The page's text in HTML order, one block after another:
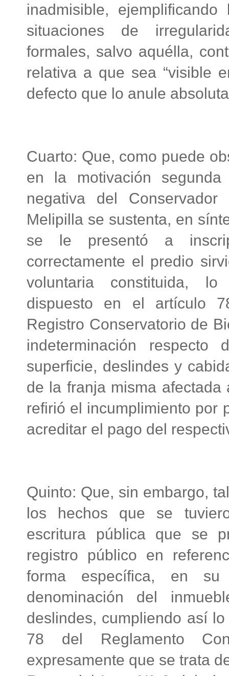
inadmisible,
situaciones de
formales, salvo aquélla,
relativa a que sea “visible
defecto que lo anule
Cuarto: Que, como puede
en la motivación
negativa del
Melipilla se sustenta, en
se le presentó a
correctamente el predio
voluntaria constituida,
dispuesto en el artículo
Registro Conservatorio de
indeterminación
superficie, deslindes y
de la franja misma afectada
refirió el incumplimiento por
acreditar el pago del
Quinto: Que, sin embargo,
los hechos que se
escritura pública que se
registro público en
forma específica, en
denominación del
deslindes, cumpliendo así
78 del Reglamento
expresamente que se trata